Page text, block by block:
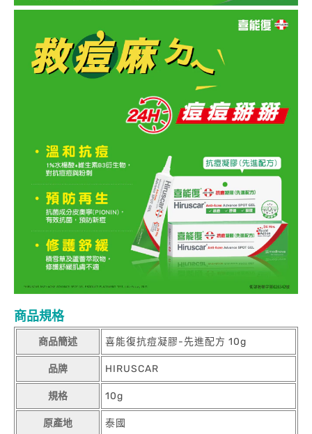
商品規格
商品簡述 喜能復抗痘凝膠-先進配方 10g
品牌 HIRUSCAR
規格 10g
原產地 泰國